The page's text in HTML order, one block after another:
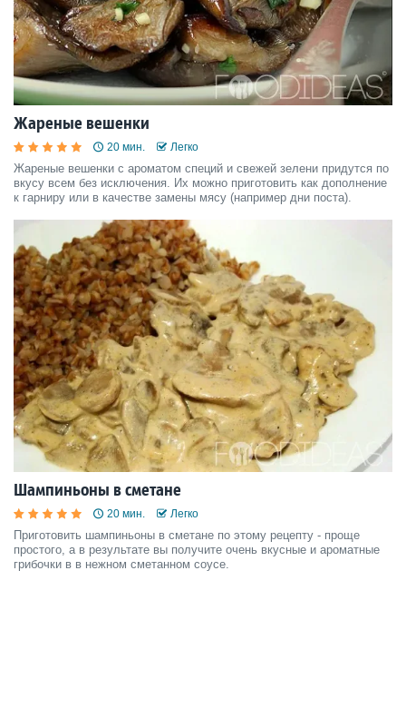
Жареные вешенки
20 мин. Легко
Жареные вешенки с ароматом специй и свежей зелени придутся по
вкусу всем без исключения. Их можно приготовить как дополнение
к гарниру или в качестве замены мясу (например дни поста).
Шампиньоны в сметане
20 мин. Легко
Приготовить шампиньоны в сметане по этому рецепту - проще
простого, а в результате вы получите очень вкусные и ароматные
грибочки в в нежном сметанном соусе.